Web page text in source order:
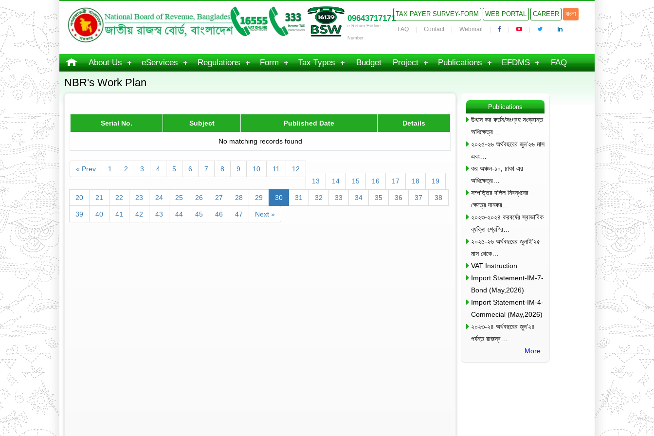
09643717171
e-Return Hotline
Number
TAX PAYER SURVEY-FORM WEB PORTAL CAREER বাংলা
FAQ Contact Webmail
About Us eServices Regulations Form Tax Types Budget Project Publications EFDMS FAQ
NBR's Work Plan
Serial No. Subject Published Date Details
No matching records found
« Prev 1 2 3 4 5 6 7 8 9 10 11
12
13
14 15 16 17 18 19
20 21 22 23 24 25 26 27 28 29 30 31 32 33 34 35 36 37 38
39 40 41 42 43 44 45 46 47 Next »
Publications
উৎসে কর কর্তন/সংগ্রহ সংক্রান্ত
অধিক্ষেত্র…
২০২৫-২৬ অর্থবছরের জুন’২৬ মাস
এবং…
কর অঞ্চল-১০, ঢাকা এর
অধিক্ষেত্র…
সম্পত্তির দলিল নিবন্ধনের
ক্ষেত্রে দানকর…
২০২৩-২০২৪ করবর্ষের স্বাভাবিক
ব্যক্তি শ্রেণির…
২০২৫-২৬ অর্থবছরের জুলাই’২৫
মাস থেকে…
VAT Instruction
Import Statement-IM-7-
Bond (May,2026)
Import Statement-IM-4-
Commecial (May,2026)
২০২৩-২৪ অর্থবছরের জুন’২৪
পর্যন্ত রাজস্ব…
More..